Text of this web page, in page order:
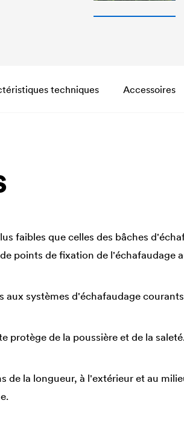
techniques Accessoires
faibles que celles des bâches
points de fixation de l'échafaudage
aux systèmes d'échafaudage
protège de la poussière et de la
de la longueur, à l'extérieur et au